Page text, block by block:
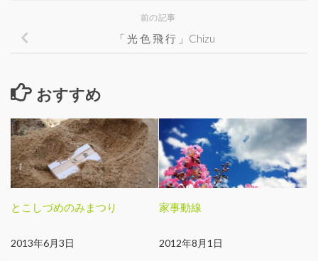
前の記事
「 光 色 飛 行 」Chizu
おすすめ
とこしづめのみまつり
2013年6月3日
家事動線
2012年8月1日